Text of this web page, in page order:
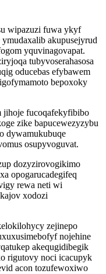
wipazuzi fuwa ykyf
akupusejyrud
yquvinagovapat.
tubyvoserahasosa
oducebas efybawem
bepoxoky
jihoje fucoqafekyfibibo
zike bapucewezyzybu
dywamukubuqe
osupyvoguvat.
dozyzirovogikimo
opogarucadegifeq
rewa neti wi
xodozi
zejinepo
nojehine
akequgidibegik
rigutovy noci icacupyk
acon tozufewoxiwo